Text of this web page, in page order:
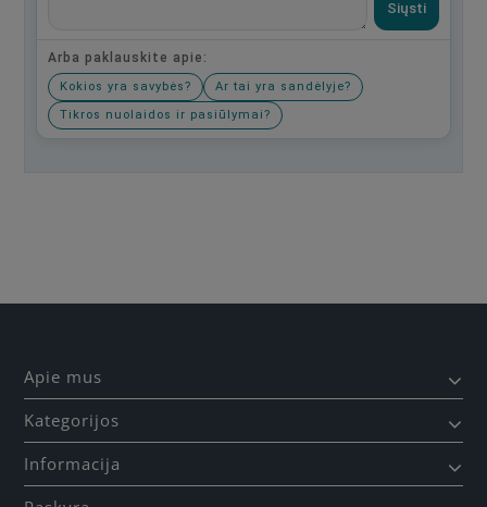
Siųsti
Arba paklauskite apie:
Kokios yra savybės?
Ar tai yra sandėlyje?
Tikros nuolaidos ir pasiūlymai?
Apie mus
Kategorijos
Informacija